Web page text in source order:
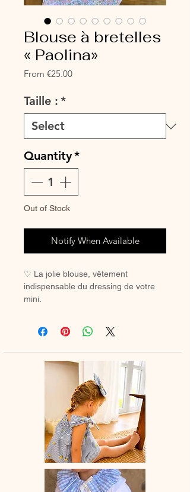
Blouse à bretelles
« Paolina»
From €25.00Sale
Taille : *
Quantity*
Out of Stock
Notify When Available
♡ La jolie blouse, vêtement
indispensable du dressing de votre
mini.
tout en douceur.
♡Blouse bretelles à nouer, volant
♡ Le délai de fabrication est de 15 à
28 jours ouvrés selon les commandes
en cours.
♡ Lavage à la main ou en machine
30° max, couleurs similaires, cycle
délicat. Ne pas utilser de sèche-linge